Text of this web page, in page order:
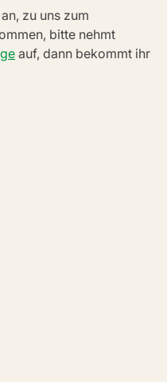
zu uns zum
bitte nehmt
auf, dann bekommt ihr